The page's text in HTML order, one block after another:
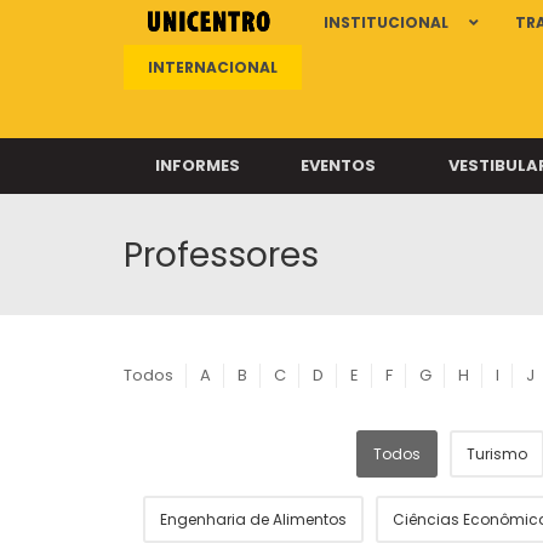
INSTITUCIONAL
INTERNACIONAL
INFORMES EVENTOS
Professores
Todos A B C D E F G H I J
Todos Turismo
Engenharia de Alimentos Ciências